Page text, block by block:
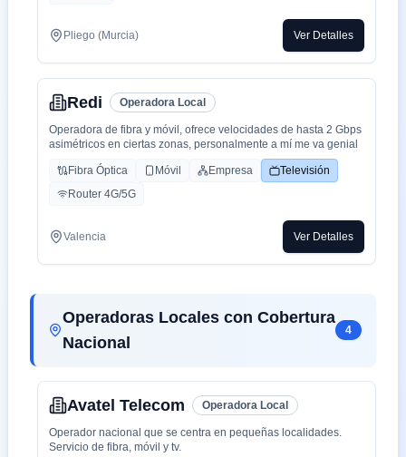
Pliego (Murcia) Ver Detalles
Redi Operadora Local
Operadora de fibra y móvil, ofrece velocidades de hasta 2 Gbps
asimétricos en ciertas zonas, personalmente a mí me va genial
Fibra Óptica Móvil Empresa
Televisión
Router 4G/5G
Valencia Ver Detalles
Operadoras Locales con Cobertura
Nacional
4
Avatel Telecom Operadora Local
Operador nacional que se centra en pequeñas localidades.
Servicio de fibra, móvil y tv.